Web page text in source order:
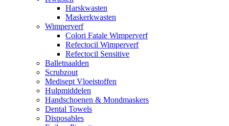
Harskwasten
Maskerkwasten
Wimperverf
Colori Fatale Wimperverf
Refectocil Wimperverf
Refectocil Sensitive
Balletnaalden
Scrubzout
Medisept Vloeistoffen
Hulpmiddelen
Handschoenen & Mondmaskers
Dental Towels
Disposables